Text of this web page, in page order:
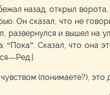
назад, открыл
Он сказал, что не
развернулся и вышел на
“Пока”. Сказал, что она
(понимаете?), это